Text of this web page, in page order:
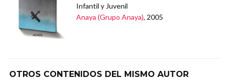
Infantil y Juvenil
Anaya (Grupo Anaya), 2005
OTROS CONTENIDOS DEL MISMO AUTOR